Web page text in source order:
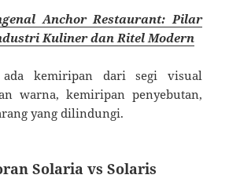
Anchor Restaurant: Pilar
Kuliner dan Ritel Modern
kemiripan dari segi visual
warna, kemiripan penyebutan,
yang dilindungi.
Solaria vs Solaris